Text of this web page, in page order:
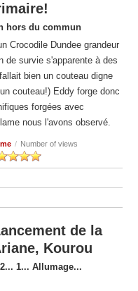
hors du commun
Crocodile Dundee grandeur
de survie s'apparente à des
bien un couteau digne
couteau!) Eddy forge donc
forgées avec
nous l'avons observé.
/ Number of views
de la
Kourou
1... Allumage...